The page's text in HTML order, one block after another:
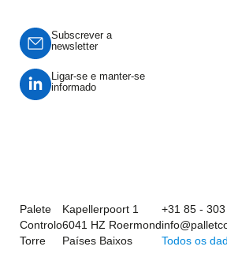
Subscrever a
newsletter
Ligar-se e manter-se
informado
Palete
Controlo
Torre
Kapellerpoort 1
6041 HZ Roermond
Países Baixos
+31 85 -
Todos os